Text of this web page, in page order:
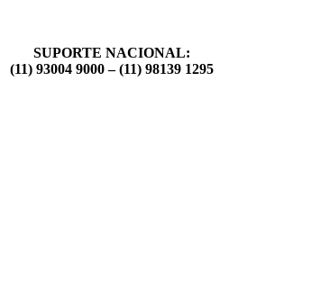
SUPORTE NACIONAL:
(11) 93004 9000 – (11) 98139 1295